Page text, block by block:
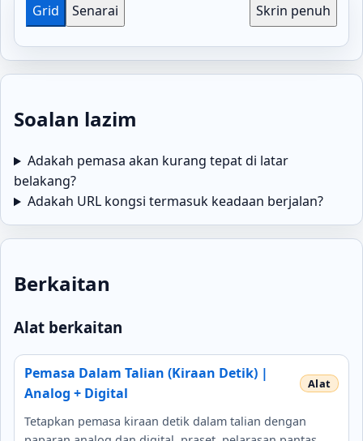
Grid Senarai Skrin penuh
Soalan lazim
Adakah pemasa akan kurang tepat di latar
belakang?
Adakah URL kongsi termasuk keadaan berjalan?
Berkaitan
Alat berkaitan
Pemasa Dalam Talian (Kiraan Detik) |
Analog + Digital
Tetapkan pemasa kiraan detik dalam talian dengan